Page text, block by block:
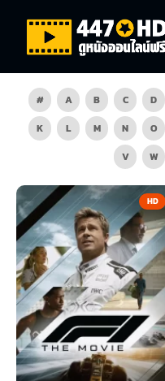
# A B C D
K
L M N O
V
W
HD